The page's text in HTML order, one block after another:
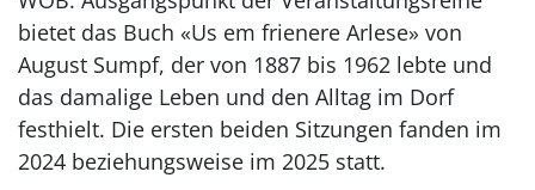
bietet das Buch «Us em frienere Arlese» von
August Sumpf, der von 1887 bis 1962 lebte und
das damalige Leben und den Alltag im Dorf
festhielt. Die ersten beiden Sitzungen fanden im
2024 beziehungsweise im 2025 statt.